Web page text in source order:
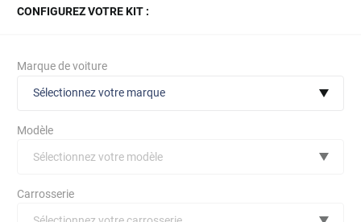
CONFIGUREZ VOTRE KIT :
Marque de voiture
Sélectionnez votre marque
Modèle
Sélectionnez votre modèle
Carrosserie